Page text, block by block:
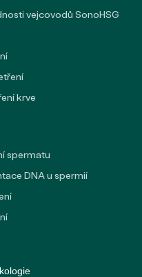
vejcovodů SonoHSG
krve
spermatu
DNA u spermií